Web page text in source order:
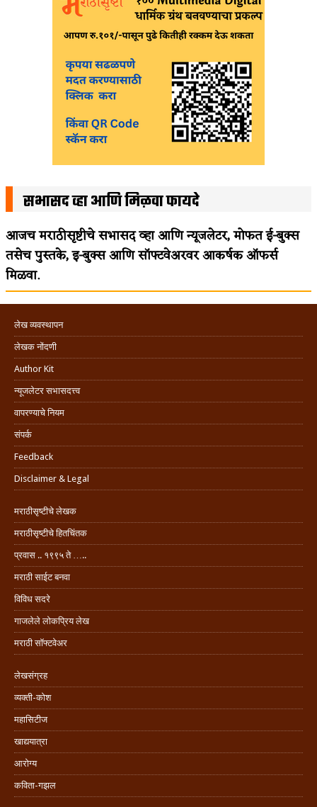
सभासद व्हा आणि मिळवा फायदे
आजच मराठीसृष्टीचे सभासद व्हा आणि न्यूजलेटर, मोफत ई-बुक्स
तसेच पुस्तके, इ-बुक्स आणि सॉफ्टवेअरवर आकर्षक ऑफर्स
मिळवा.
लेख व्यवस्थापन
लेखक नोंदणी
Author Kit
न्यूजलेटर सभासदत्त्व
वापरण्याचे नियम
संपर्क
Feedback
Disclaimer & Legal
मराठीसृष्टीचे लेखक
मराठीसृष्टीचे हितचिंतक
प्रवास .. १९९५ ते …..
मराठी साईट बनवा
विविध सदरे
गाजलेले लोकप्रिय लेख
मराठी सॉफ्टवेअर
लेखसंग्रह
व्यक्ती-कोश
महासिटीज
खाद्ययात्रा
आरोग्य
कविता-गझल